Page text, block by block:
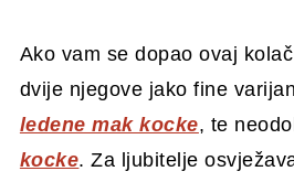
Ako vam se dopao ovaj
dvije njegove jako fine
ledene mak kocke, te
kocke. Za ljubitelje